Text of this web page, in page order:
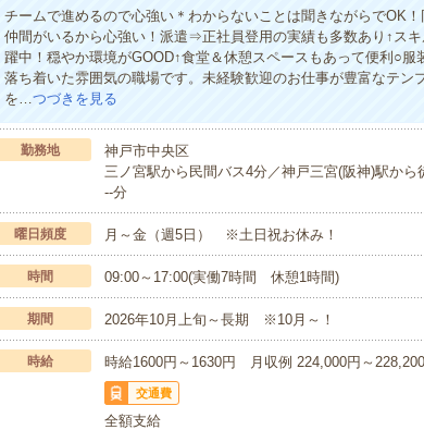
チームで進めるので心強い＊わからないことは聞きながらでOK
仲間がいるから心強い！派遣⇒正社員登用の実績も多数あり↑ス
躍中！穏やか環境がGOOD↑食堂＆休憩スペースもあって便利○服
落ち着いた雰囲気の職場です。未経験歓迎のお仕事が豊富なテン
を…つづきを見る
勤務地
神戸市中央区
三ノ宮駅から民間バス4分／神戸三宮(阪神)駅か
--分
曜日頻度 月～金（週5日） ※土日祝お休み！
時間 09:00～17:00(実働7時間 休憩1時間)
期間 2026年10月上旬～長期 ※10月～！
時給 時給1600円～1630円 月収例 224,000円～
交通費
全額支給